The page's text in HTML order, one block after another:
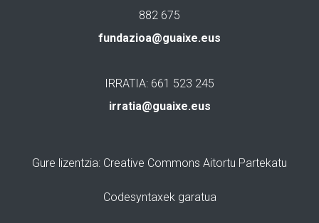
882 675
fundazioa@guaixe.eus
IRRATIA: 661 523 245
irratia@guaixe.eus
Gure lizentzia: Creative Commons Aitortu Partekatu
Codesyntaxek garatua